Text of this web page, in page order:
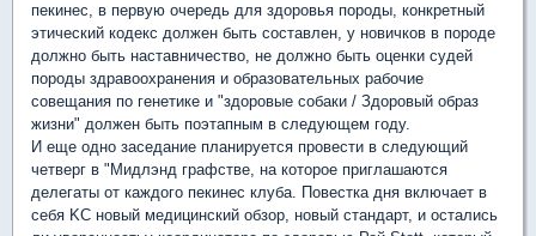
пекинес, в первую очередь для здоровья породы, конкретный
этический кодекс должен быть составлен, у новичков в породе
должно быть наставничество, не должно быть оценки судей
породы здравоохранения и образовательных рабочие
совещания по генетике и "здоровые собаки / Здоровый образ
жизни" должен быть поэтапным в следующем году.
И еще одно заседание планируется провести в следующий
четверг в "Мидлэнд графстве, на которое приглашаются
делегаты от каждого пекинес клуба. Повестка дня включает в
себя KC новый медицинский обзор, новый стандарт, и остались